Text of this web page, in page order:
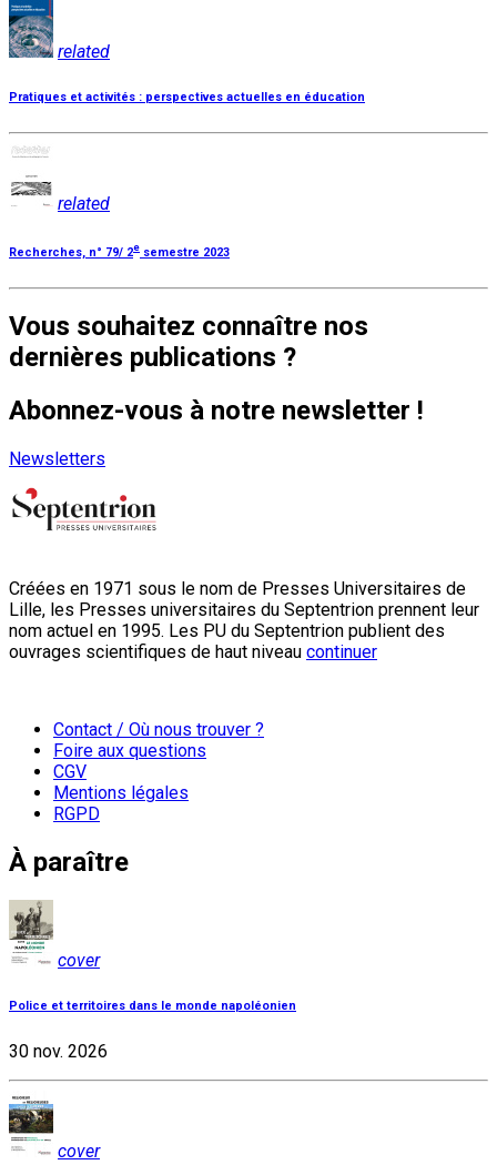
related
Pratiques et activités : perspectives actuelles en éducation
related
Recherches, n° 79/ 2e semestre 2023
Vous souhaitez connaître nos
dernières publications ?
Abonnez-vous à notre newsletter !
Newsletters
Créées en 1971 sous le nom de Presses Universitaires de
Lille, les Presses universitaires du Septentrion prennent leur
nom actuel en 1995. Les PU du Septentrion publient des
ouvrages scientifiques de haut niveau continuer
Contact / Où nous trouver ?
Foire aux questions
CGV
Mentions légales
RGPD
À paraître
cover
Police et territoires dans le monde napoléonien
30 nov. 2026
cover